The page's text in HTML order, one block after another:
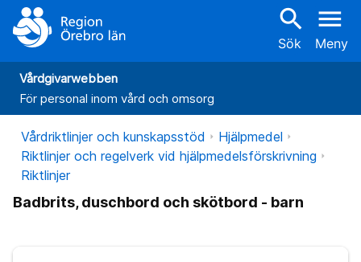
search
Sök
menu
Meny
Vårdgivarwebben
För personal inom vård och omsorg
Vårdriktlinjer och kunskapsstöd
Hjälpmedel
Riktlinjer och regelverk vid hjälpmedelsförskrivning
Riktlinjer
Badbrits, duschbord och skötbord - barn